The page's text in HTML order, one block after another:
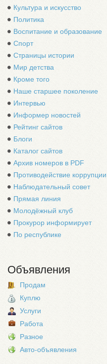
Культура и искусство
Политика
Воспитание и образование
Спорт
Страницы истории
Мир детства
Кроме того
Наше старшее поколение
Интервью
Информер новостей
Рейтинг сайтов
Блоги
Каталог сайтов
Архив номеров в PDF
Противодействие коррупции
Наблюдательный совет
Прямая линия
Молодёжный клуб
Прокурор информирует
По республике
Объявления
Продам
Куплю
Услуги
Работа
Разное
Авто-объявления